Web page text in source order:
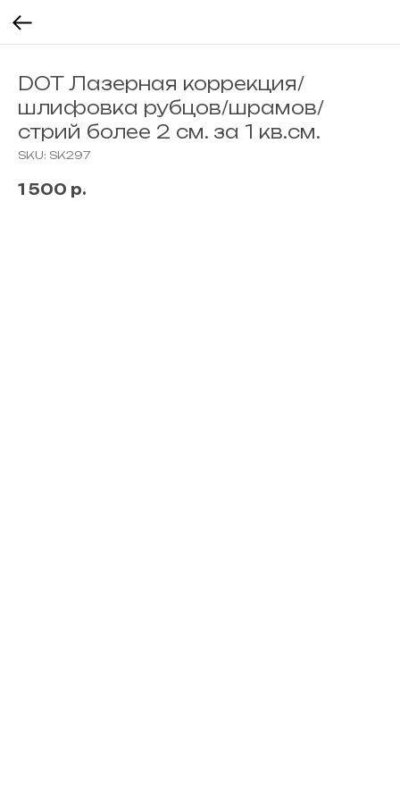
DOT Лазерная коррекция/
шлифовка рубцов/шрамов/
стрий более 2 см. за 1 кв.см.
SKU: SK297
1 500 р.